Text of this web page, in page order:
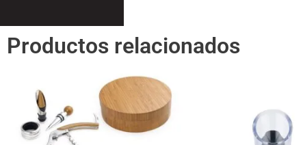
Productos relacionados